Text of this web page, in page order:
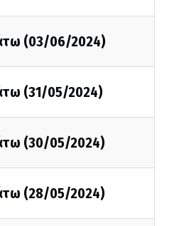
(03/06/2024)
(31/05/2024)
(30/05/2024)
(28/05/2024)